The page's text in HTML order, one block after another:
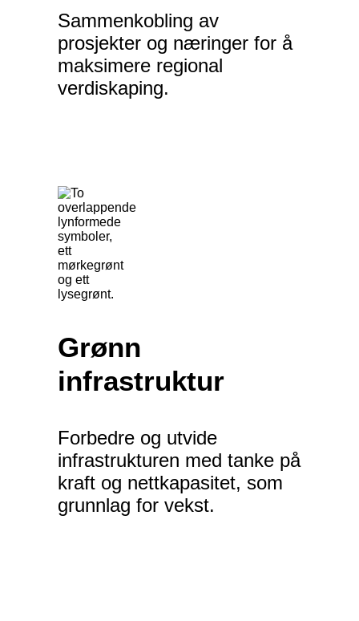
Sammenkobling av
prosjekter og næringer for å
maksimere regional
verdiskaping.
Grønn
infrastruktur
Forbedre og utvide
infrastrukturen med tanke på
kraft og nettkapasitet, som
grunnlag for vekst.